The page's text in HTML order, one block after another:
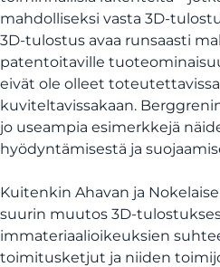
mahdolliseksi vasta 3D-
3D-tulostus avaa runsaasti
patentoitaville
eivät ole olleet
kuviteltavissakaan.
jo useampia esimerkkejä
hyödyntämisestä ja
Kuitenkin Ahavan ja
suurin muutos 3D-
immateriaalioikeuksien
toimitusketjut ja niiden